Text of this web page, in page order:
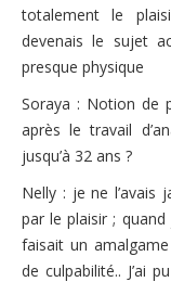
totalement le
devenais le sujet
presque physique
Soraya : Notion de
après le travail
jusqu’à 32 ans ?
Nelly : je ne l’avais
par le plaisir ; quand
faisait un
de culpabilité.. J’ai